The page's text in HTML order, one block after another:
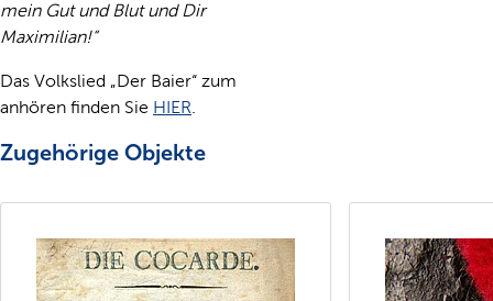
mein Gut und Blut und Dir
Maximilian!“
Das Volkslied „Der Baier“ zum
anhören finden Sie HIER
Zugehörige Objekte